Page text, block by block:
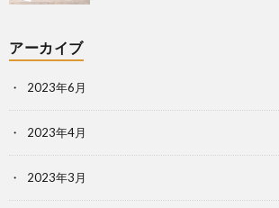
アーカイブ
2023年6月
2023年4月
2023年3月